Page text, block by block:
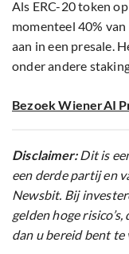
Als ERC-20 token
momenteel 40%
aan in een presale.
onder andere
Bezoek WienerAI
Disclaimer:Dit is
een derde partij en
Newsbit. Bij
gelden hoge
dan u bereid bent te